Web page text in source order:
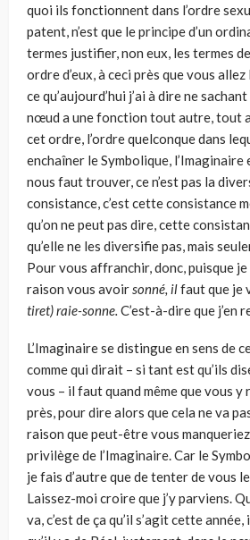
quoi ils fonctionnent dans l’ordre
patent, n’est que le principe d’un
termes justifier, non eux, les termes
ordre d’eux, à ceci près que vous allez
ce qu’aujourd’hui j’ai à dire ne
nœud a une fonction tout autre, tout
cet ordre, l’ordre quelconque dans
enchaîner le Symbolique, l’Imaginaire
nous faut trouver, ce n’est pas la
consistance, c’est cette consistance
qu’on ne peut pas dire, cette
qu’elle ne les diversifie pas, mais
Pour vous affranchir, donc, puisque je
raison vous avoirsonné, ilfaut que je
tiret) raie-sonne. C’est-à-dire que j’en
L’Imaginaire se distingue en sens de
comme qui dirait – si tant est qu’ils
vous – il faut quand même que vous y
près, pour dire alors que cela ne va
raison que peut-être vous manqueriez
privilège de l’Imaginaire. Car le
je fais d’autre que de tenter de vous
Laissez-moi croire que j’y parviens.
va, c’est de ça qu’il s’agit cette